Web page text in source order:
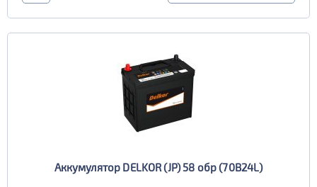
Аккумулятор DELKOR (JP) 58 обр (70B24L)